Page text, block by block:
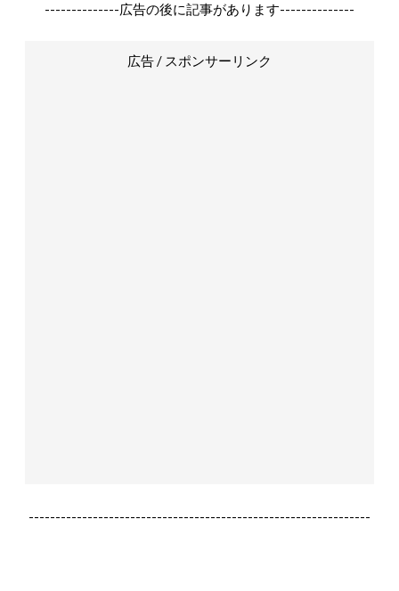
--------------広告の後に記事があります--------------
広告 / スポンサーリンク
----------------------------------------------------------------